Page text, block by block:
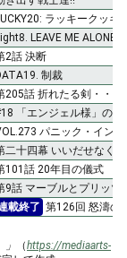
ラッキークッキ
LEAVE ME ALONE
2話 決断
制裁
205話 折れたる剣・・・
「エンジェル様」の巻
パニック・イン
二十四幕 いいだせなく
101話 20年目の儀式
9話 マーブルとプリッツ
載終了 第126回 怒濤の
（https://mediaarts-